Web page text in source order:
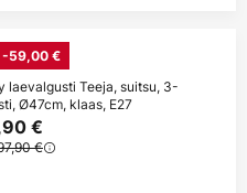
-59,00 €
laevalgusti Teeja, suitsu, 3-
Ø47cm, klaas, E27
€
€